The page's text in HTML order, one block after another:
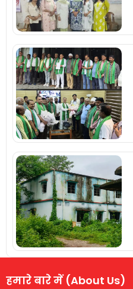
हमारे बारे में (About Us)